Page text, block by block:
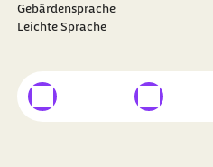
Gebärdensprache
Leichte Sprache
Besuchen Sie dieBARMER
externer Link externer Link